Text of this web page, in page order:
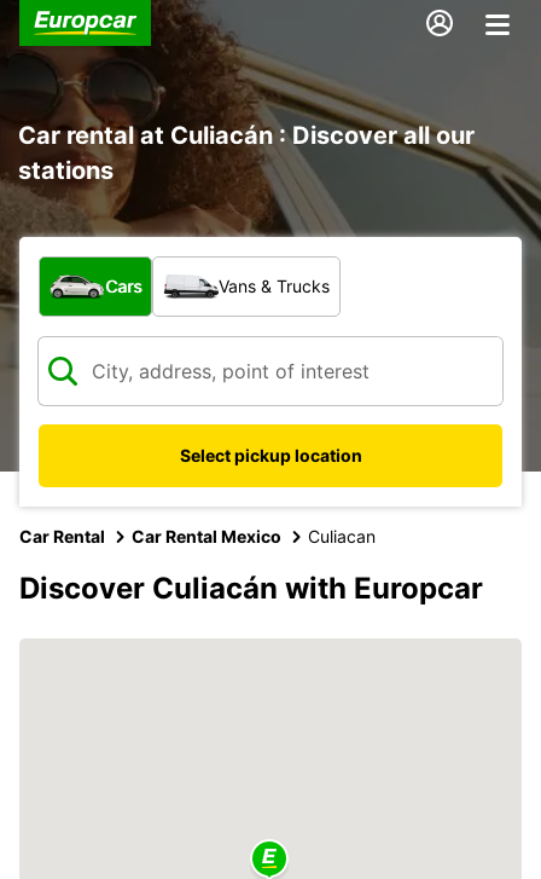
Car rental at Culiacán : Discover all our
stations
What type of vehicle?
Cars Vans & Trucks
Select pickup location
Car Rental Car Rental Mexico Culiacan
Discover Culiacán with Europcar